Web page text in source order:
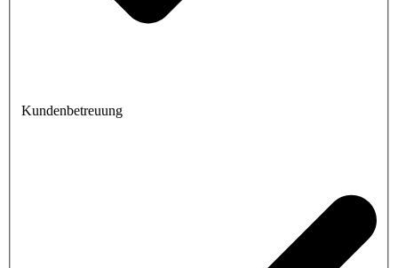
Kundenbetreuung